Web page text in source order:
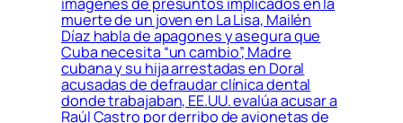
muerte de un joven en La Lisa, Mailén
Díaz habla de apagones y asegura que
Cuba necesita “un cambio”, Madre
cubana y su hija arrestadas en Doral
acusadas de defraudar clínica dental
donde trabajaban, EE.UU. evalúa acusar a
Raúl Castro por derribo de avionetas de